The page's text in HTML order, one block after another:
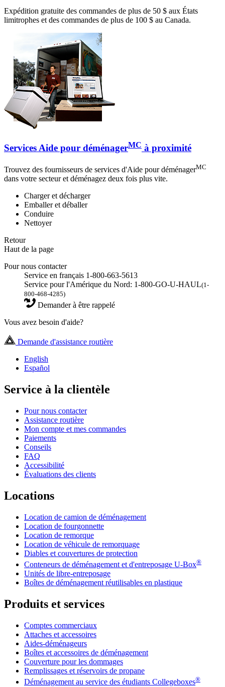
Expédition gratuite des commandes de plus de 50 $ aux États
limitrophes et des commandes de plus de 100 $ au Canada.
Services Aide pour déménagerMC à proximité
Trouvez des fournisseurs de services d'Aide pour déménagerMC
dans votre secteur et déménagez deux fois plus vite.
Charger et décharger
Emballer et déballer
Conduire
Nettoyer
Retour
Haut de la page
Pour nous contacter
Service en français 1-800-663-5613
Service pour l'Amérique du Nord: 1-800-GO-U-HAUL(1-
800-468-4285)
Demander à être rappelé
Vous avez besoin d'aide?
Demande d'assistance routière
English
Español
Service à la clientèle
Pour nous contacter
Assistance routière
Mon compte et mes commandes
Paiements
Conseils
FAQ
Accessibilité
Évaluations des clients
Locations
Location de camion de déménagement
Location de fourgonnette
Location de remorque
Location de véhicule de remorquage
Diables et couvertures de protection
Conteneurs de déménagement et d'entreposage U-Box®
Unités de libre-entreposage
Boîtes de déménagement réutilisables en plastique
Produits et services
Comptes commerciaux
Attaches et accessoires
Aides-déménageurs
Boîtes et accessoires de déménagement
Couverture pour les dommages
Remplissages et réservoirs de propane
Déménagement au service des étudiants Collegeboxes®